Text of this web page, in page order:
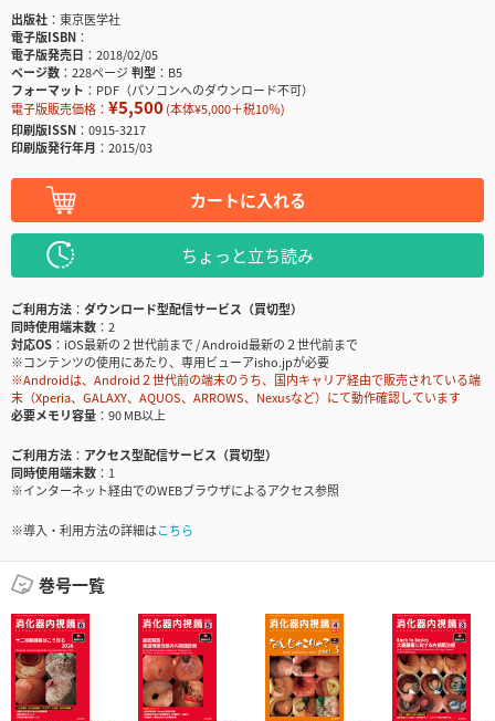
出版社
東京医学社
電子版ISBN
電子版発売日
2018/02/05
ページ数
228ページ判型
B5
フォーマット
PDF（パソコンへのダウンロード不可）
電子版販売価格： ¥5,500(本体¥5,000＋税10％)
印刷版ISSN
0915-3217
印刷版発行年月
2015/03
カートに入れる
ちょっと立ち読み
ご利用方法
ダウンロード型配信サービス（買切型）
同時使用端末数
2
対応OS
iOS最新の２世代前まで / Android最新の２世代前まで
※コンテンツの使用にあたり、専用ビューアisho.jpが必要
※Androidは、Android２世代前の端末のうち、国内キャリア経由で販売されている端
末（Xperia、GALAXY、AQUOS、ARROWS、Nexusなど）にて動作確認しています
必要メモリ容量
90 MB以上
ご利用方法
アクセス型配信サービス（買切型）
同時使用端末数
1
※インターネット経由でのWEBブラウザによるアクセス参照
※導入・利用方法の詳細はこちら
巻号一覧